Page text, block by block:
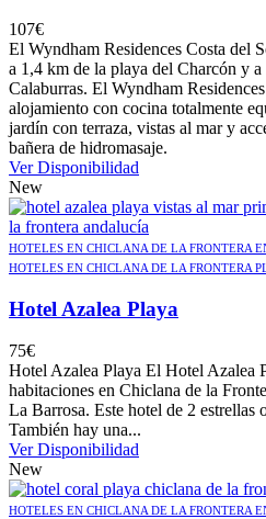
107€
El Wyndham Residences Costa del
a 1,4 km de la playa del Charcón y
Calaburras. El Wyndham
alojamiento con cocina totalmente
jardín con terraza, vistas al mar y
bañera de hidromasaje.
Ver Disponibilidad
New
HOTELES EN CHICLANA DE LA FRONTERA
HOTELES EN CHICLANA DE LA FRONTERA
Hotel Azalea Playa
75€
Hotel Azalea Playa El Hotel Azalea
habitaciones en Chiclana de la
La Barrosa. Este hotel de 2 estrellas
También hay una...
Ver Disponibilidad
New
HOTELES EN CHICLANA DE LA FRONTERA